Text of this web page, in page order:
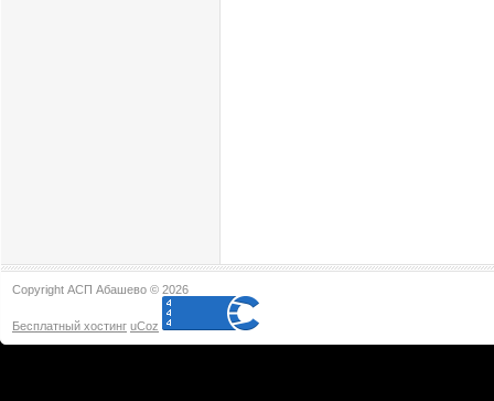
Copyright АСП Абашево © 2026
Бесплатный хостинг uCoz